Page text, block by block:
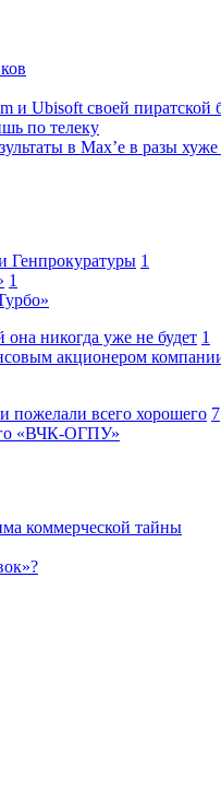
и Ubisoft своей пиратской
по телеку
в Max’е в разы
Генпрокуратуры 1
1
никогда уже не будет 1
акционером
пожелали всего хорошего 7
«ВЧК-ОГПУ»
коммерческой тайны